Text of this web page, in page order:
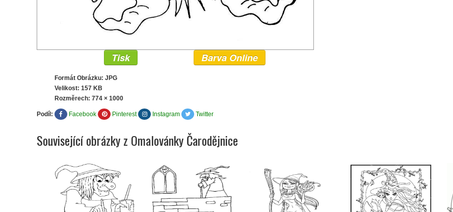
Tisk Barva Online
Formát Obrázku: JPG
Velikost: 157 KB
Rozměrech: 774 × 1000
Podíl: Facebook Pinterest Instagram Twitter
Související obrázky z Omalovánky Čarodějnice